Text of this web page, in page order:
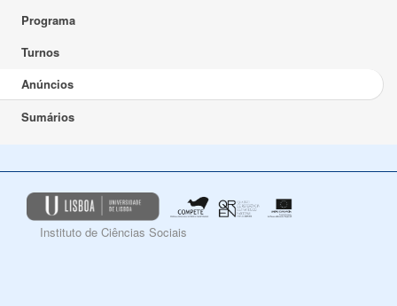
Programa
Turnos
Anúncios
Sumários
Instituto de Ciências Sociais